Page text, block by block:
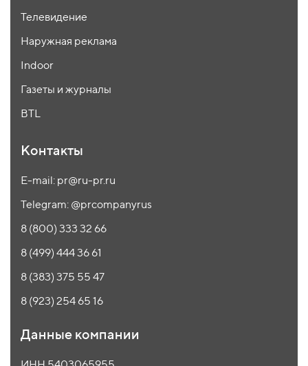
Телевидение
Наружная реклама
Indoor
Газеты и журналы
BTL
Контакты
E-mail: pr@ru-pr.ru
Telegram: @prcompanyrus
8 (800) 333 32 66
8 (499) 444 36 61
8 (383) 375 55 47
8 (923) 254 65 16
Данные компании